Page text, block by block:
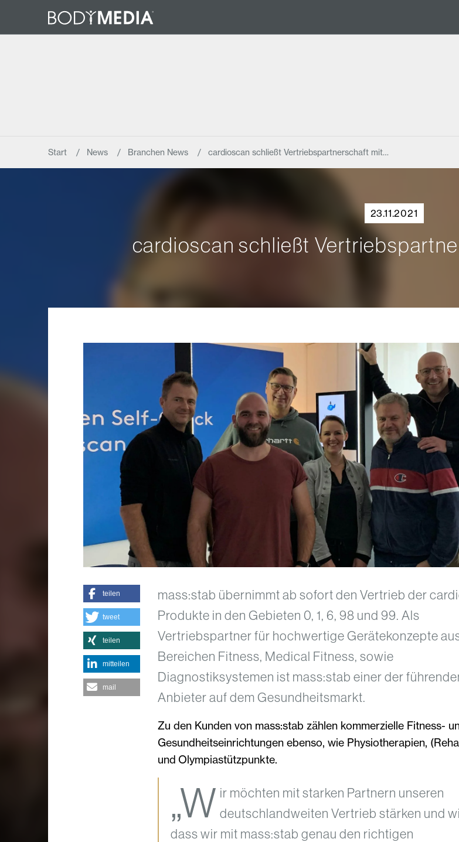
Start News Branchen News cardioscan schließt Vertriebspartnerschaft mit…
23.11.2021
cardioscan schließt
mass:stab übernimmt ab sofort den Vertrieb der
Produkte in den Gebieten 0, 1, 6, 98 und 99. Als
Vertriebspartner für hochwertige Gerätekonzepte
Bereichen Fitness, Medical Fitness, sowie
Diagnostiksystemen ist mass:stab einer der
Anbieter auf dem Gesundheitsmarkt.
Zu den Kunden von mass:stab zählen kommerzielle Fitness-
Gesundheitseinrichtungen ebenso, wie Physiotherapien,
und Olympiastützpunkte.
„W ir möchten mit starken Partnern unseren
deutschlandweiten Vertrieb stärken und
dass wir mit mass:stab genau den richtigen
teilen
tweet
teilen
mitteilen
mail